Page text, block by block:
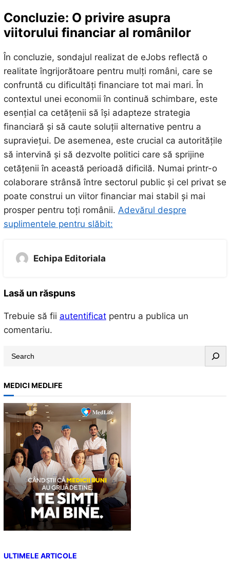
Concluzie: O privire asupra
viitorului financiar al românilor
În concluzie, sondajul realizat de eJobs reflectă o
realitate îngrijorătoare pentru mulți români, care se
confruntă cu dificultăți financiare tot mai mari. În
contextul unei economii în continuă schimbare, este
esențial ca cetățenii să își adapteze strategia
financiară și să caute soluții alternative pentru a
supraviețui. De asemenea, este crucial ca autoritățile
să intervină și să dezvolte politici care să sprijine
cetățenii în această perioadă dificilă. Numai printr-o
colaborare strânsă între sectorul public și cel privat se
poate construi un viitor financiar mai stabil și mai
prosper pentru toți românii. Adevărul despre
suplimentele pentru slăbit:
Echipa Editoriala
Lasă un răspuns
Trebuie să fii autentificatpentru a publica un
comentariu.
a
r
c
h
MEDICI MEDLIFE
ULTIMELE ARTICOLE